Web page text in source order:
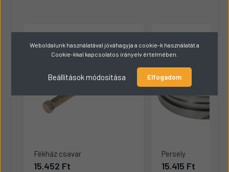
Fékház csavar
15.452 Ft
Persely
15.415 Ft
Weboldalunk használatával jóváhagyja a cookie-k használatát a
Cookie-kkal kapcsolatos irányelv értelmében.
Beállítások módosítása Elfogadom